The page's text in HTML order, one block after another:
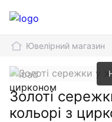
Ювелірний магазин
Золоті
кольорі з